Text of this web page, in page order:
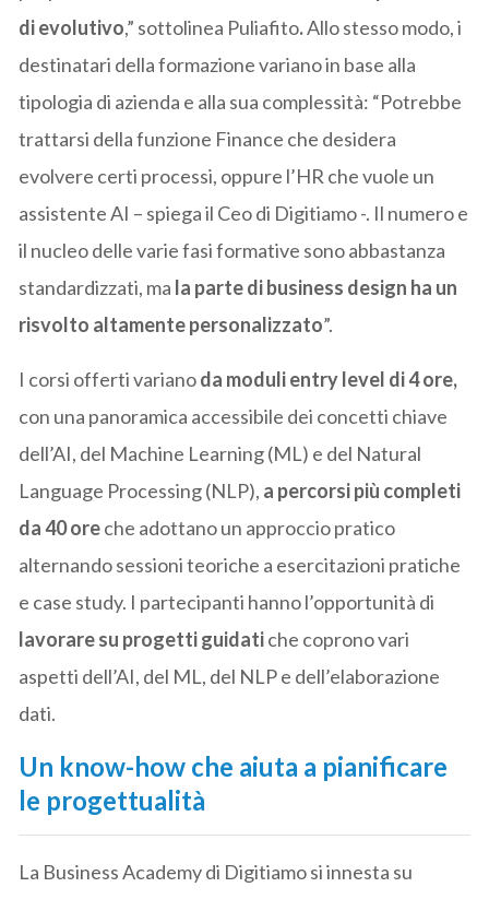
di evolutivo,” sottolinea Puliafito.Allo stesso modo, i
destinatari della formazione variano in base alla
tipologia di azienda e alla sua complessità: “Potrebbe
trattarsi della funzione Finance che desidera
evolvere certi processi, oppure l’HR che vuole un
assistente AI – spiega il Ceo di Digitiamo -. Il numero e
il nucleo delle varie fasi formative sono abbastanza
standardizzati, ma la parte di business design ha un
risvolto altamente personalizzato”.
I corsi offerti varianoda modulientry level di 4 ore,
con una panoramica accessibile dei concetti chiave
dell’AI, del Machine Learning (ML) e del Natural
Language Processing (NLP), a percorsi più completi
da 40 oreche adottano un approccio pratico
alternando sessioni teoriche a esercitazioni pratiche
e case study. I partecipanti hanno l’opportunità di
lavorare su progetti guidatiche coprono vari
aspetti dell’AI, del ML, del NLP e dell’elaborazione
dati.
Un know-how che aiuta a pianificare
le progettualità
La Business Academy di Digitiamo si innesta su